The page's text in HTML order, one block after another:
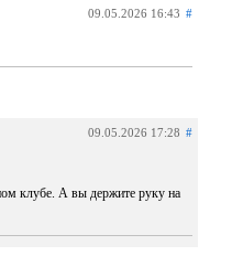
09.05.2026 16:43 #
09.05.2026 17:28 #
клубе. А вы держите руку на